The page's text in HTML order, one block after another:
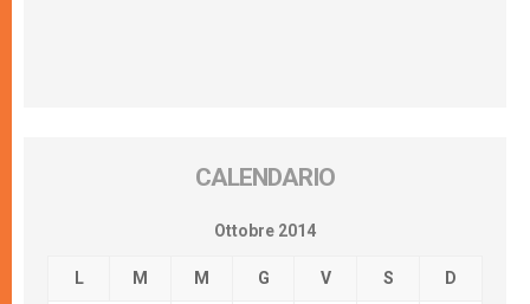
CALENDARIO
Ottobre 2014
L M M G V S D